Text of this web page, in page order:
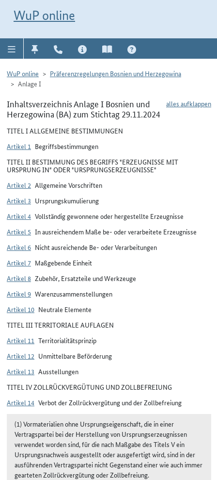
WuP online
WuP online
Präferenzregelungen Bosnien und Herzegowina
Anlage I
alles aufklappen
Inhaltsverzeichnis Anlage I Bosnien und
Herzegowina (BA) zum Stichtag 29.11.2024
TITEL I ALLGEMEINE BESTIMMUNGEN
Artikel 1 Begriffsbestimmungen
TITEL II BESTIMMUNG DES BEGRIFFS "ERZEUGNISSE MIT
URSPRUNG IN" ODER "URSPRUNGSERZEUGNISSE"
Artikel 2 Allgemeine Vorschriften
Artikel 3 Ursprungskumulierung
Artikel 4 Vollständig gewonnene oder hergestellte Erzeugnisse
Artikel 5 In ausreichendem Maße be- oder verarbeitete Erzeugnisse
Artikel 6 Nicht ausreichende Be- oder Verarbeitungen
Artikel 7 Maßgebende Einheit
Artikel 8 Zubehör, Ersatzteile und Werkzeuge
Artikel 9 Warenzusammenstellungen
Artikel 10 Neutrale Elemente
TITEL III TERRITORIALE AUFLAGEN
Artikel 11 Territorialitätsprinzip
Artikel 12 Unmittelbare Beförderung
Artikel 13 Ausstellungen
TITEL IV ZOLLRÜCKVERGÜTUNG UND ZOLLBEFREIUNG
Artikel 14 Verbot der Zollrückvergütung und der Zollbefreiung
(1) Vormaterialien ohne Ursprungseigenschaft, die in einer
Vertragspartei bei der Herstellung von Ursprungserzeugnissen
verwendet worden sind, für die nach Maßgabe des Titels V ein
Ursprungsnachweis ausgestellt oder ausgefertigt wird, sind in der
ausführenden Vertragspartei nicht Gegenstand einer wie auch immer
gearteten Zollrückvergütung oder Zollbefreiung.